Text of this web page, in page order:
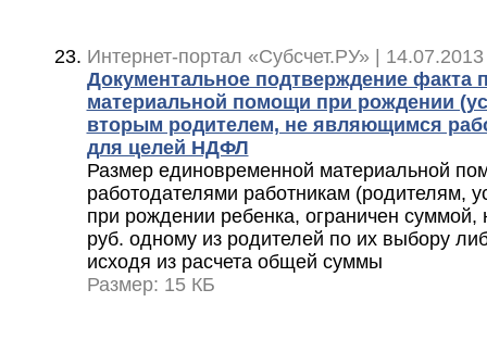
Интернет-портал «Субсчет.РУ» |
Документальное подтверждение факта
материальной помощи при рождении
вторым родителем, не являющимся
для целей НДФЛ
Размер единовременной материальной
работодателями работникам (родителям,
при рождении ребенка, ограничен
руб. одному из родителей по их выбору
исходя из расчета общей суммы
Размер: 15 КБ